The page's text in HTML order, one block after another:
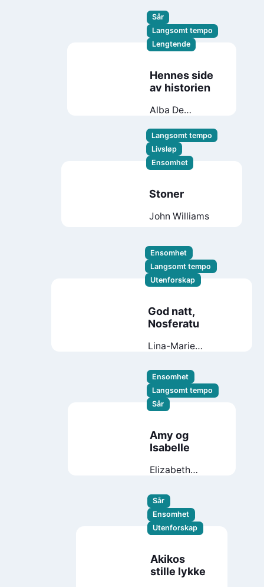
Sår
Langsomt tempo
Lengtende
Hennes side
av historien
Alba De
Langsomt tempo
Livsløp
Ensomhet
Stoner
John Williams
Ensomhet
Langsomt tempo
Utenforskap
God natt,
Nosferatu
Lina-Marie
Ensomhet
Langsomt tempo
Sår
Amy og
Isabelle
Elizabeth
Sår
Ensomhet
Utenforskap
Akikos
stille lykke